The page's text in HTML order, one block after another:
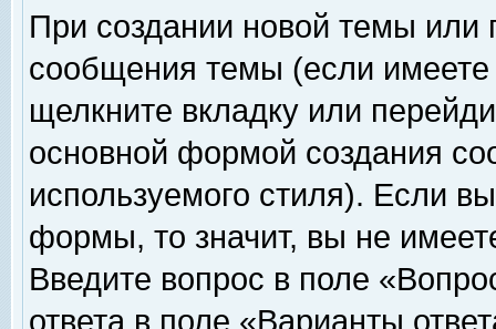
При создании новой темы или
сообщения темы (если
щелкните вкладку или
основной формой создания
используемого стиля). Если
формы, то значит, вы не
Введите вопрос в поле
ответа в поле «Варианты